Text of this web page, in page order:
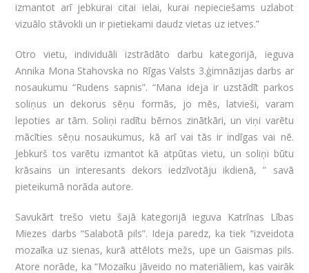
izmantot arī jebkurai citai ielai, kurai nepieciešams uzlabot
vizuālo stāvokli un ir pietiekami daudz vietas uz ietves.”
Otro vietu, individuāli izstrādāto darbu kategorijā, ieguva
Annika Mona Stahovska no Rīgas Valsts 3.ģimnāzijas darbs ar
nosaukumu “Rudens sapnis”. “Mana ideja ir uzstādīt parkos
soliņus un dekorus sēņu formās, jo mēs, latvieši, varam
lepoties ar tām. Soliņi radītu bērnos zinātkāri, un viņi varētu
mācīties sēņu nosaukumus, kā arī vai tās ir indīgas vai nē.
Jebkurš tos varētu izmantot kā atpūtas vietu, un soliņi būtu
krāsains un interesants dekors iedzīvotāju ikdienā, ” savā
pieteikumā norāda autore.
Savukārt trešo vietu šajā kategorijā ieguva Katrīnas Lības
Miezes darbs “Salabotā pils”. Ideja paredz, ka tiek “izveidota
mozaīka uz sienas, kurā attēlots mežs, upe un Gaismas pils.
Atore norāde, ka “Mozaīku jāveido no materiāliem, kas vairāk